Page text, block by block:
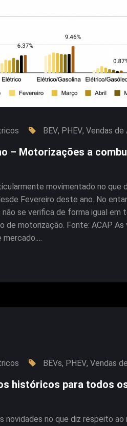
BEV, PHEV, Vendas de
– Motorizações a
movimentado no que
Fevereiro deste ano. No
se verifica de forma igual em
de motorização. Fonte: ACAP
BEVs, PHEV, Vendas
históricos para todos
novidades no que diz respeito